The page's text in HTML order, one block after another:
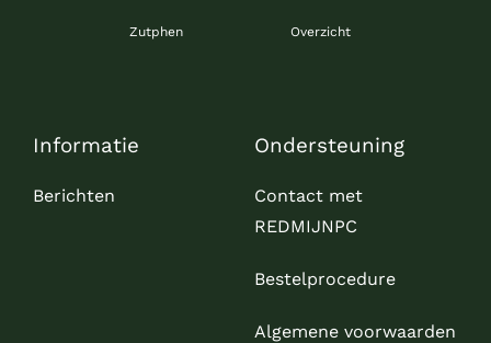
Zutphen Overzicht
Informatie
Berichten
Ondersteuning
Contact met
REDMIJNPC
Bestelprocedure
Algemene voorwaarden